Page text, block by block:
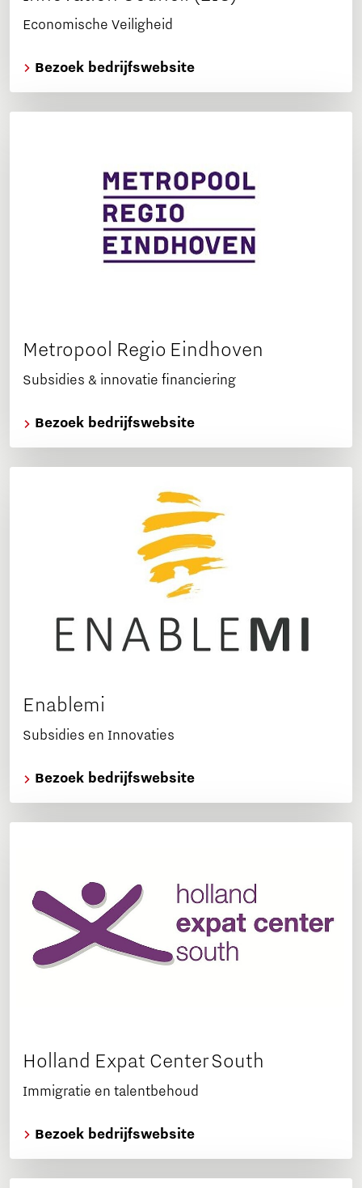
Economische Veiligheid
Bezoek bedrijfswebsite
Metropool Regio Eindhoven
Subsidies & innovatie financiering
Bezoek bedrijfswebsite
Enablemi
Subsidies en Innovaties
Bezoek bedrijfswebsite
Holland Expat Center South
Immigratie en talentbehoud
Bezoek bedrijfswebsite